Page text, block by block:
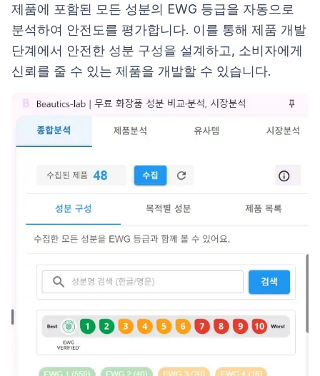
제품에 포함된 모든 성분의 EWG 등급을 자동으로
분석하여 안전도를 평가합니다. 이를 통해 제품 개발
단계에서 안전한 성분 구성을 설계하고, 소비자에게
신뢰를 줄 수 있는 제품을 개발할 수 있습니다.